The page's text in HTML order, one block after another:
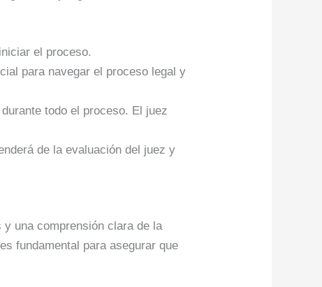
el proceso.
para navegar el proceso legal y
todo el proceso. El juez
de la evaluación del juez y
una comprensión clara de la
fundamental para asegurar que